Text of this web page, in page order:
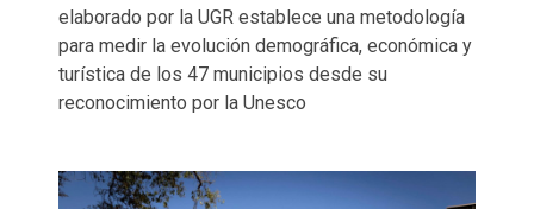
elaborado por la UGR establece una metodología
para medir la evolución demográfica, económica y
turística de los 47 municipios desde su
reconocimiento por la Unesco